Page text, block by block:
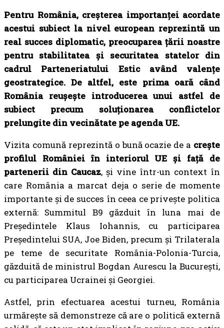
Pentru România, creșterea importanței acordate
acestui subiect la nivel european reprezintă un
real succes diplomatic, preocuparea țării noastre
pentru stabilitatea și securitatea statelor din
cadrul Parteneriatului Estic având valențe
geostrategice. De altfel, este prima oară când
România reușește introducerea unui astfel de
subiect precum soluționarea conflictelor
prelungite din vecinătate pe agenda UE.
Vizita comună reprezintă o bună ocazie de a crește
profilul României în interiorul UE și față de
partenerii din Caucaz, și vine într-un context în
care România a marcat deja o serie de momente
importante și de succes în ceea ce privește politica
externă: Summitul B9 găzduit în luna mai de
Președintele Klaus Iohannis, cu participarea
Președintelui SUA, Joe Biden, precum și Trilaterala
pe teme de securitate România-Polonia-Turcia,
găzduită de ministrul Bogdan Aurescu la București,
cu participarea Ucrainei și Georgiei.
Astfel, prin efectuarea acestui turneu, România
urmărește să demonstreze că are o politică externă